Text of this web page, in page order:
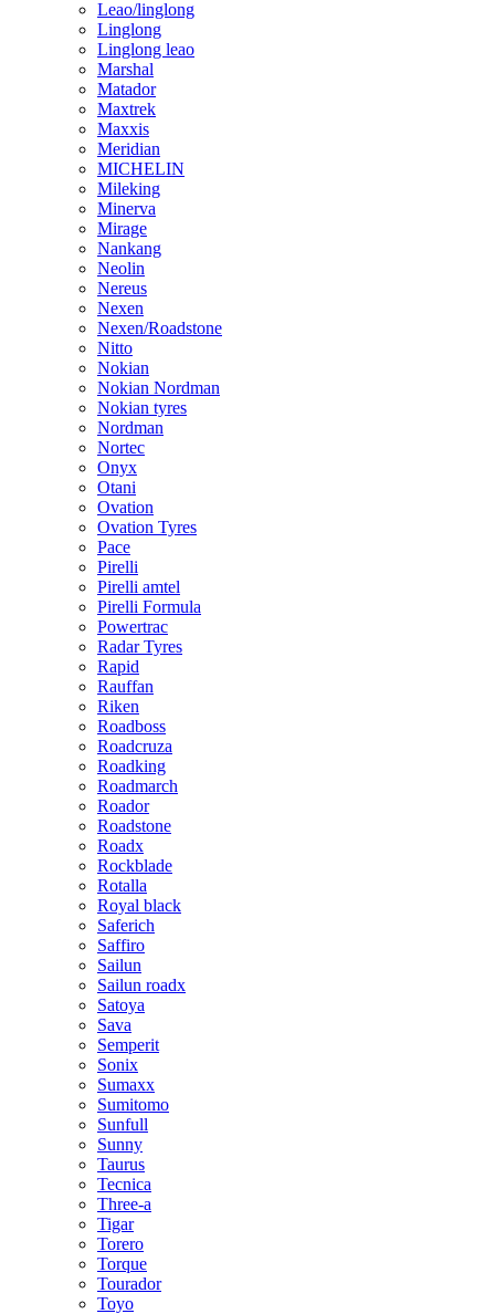
Leao/linglong
Linglong
Linglong leao
Marshal
Matador
Maxtrek
Maxxis
Meridian
MICHELIN
Mileking
Minerva
Mirage
Nankang
Neolin
Nereus
Nexen
Nexen/Roadstone
Nitto
Nokian
Nokian Nordman
Nokian tyres
Nordman
Nortec
Onyx
Otani
Ovation
Ovation Tyres
Pace
Pirelli
Pirelli amtel
Pirelli Formula
Powertrac
Radar Tyres
Rapid
Rauffan
Riken
Roadboss
Roadcruza
Roadking
Roadmarch
Roador
Roadstone
Roadx
Rockblade
Rotalla
Royal black
Saferich
Saffiro
Sailun
Sailun roadx
Satoya
Sava
Semperit
Sonix
Sumaxx
Sumitomo
Sunfull
Sunny
Taurus
Tecnica
Three-a
Tigar
Torero
Torque
Tourador
Toyo